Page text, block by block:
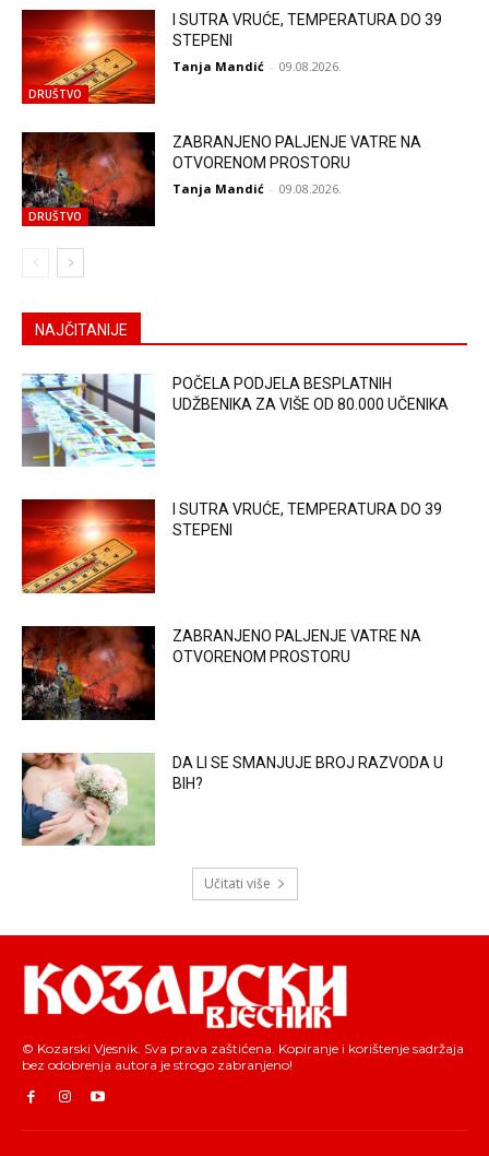
DRUŠTVO
I SUTRA VRUĆE, TEMPERATURA DO 39
STEPENI
Tanja Mandić - 09.08.2026.
DRUŠTVO
ZABRANJENO PALJENJE VATRE NA
OTVORENOM PROSTORU
Tanja Mandić - 09.08.2026.
NAJČITANIJE
POČELA PODJELA BESPLATNIH
UDŽBENIKA ZA VIŠE OD 80.000 UČENIKA
I SUTRA VRUĆE, TEMPERATURA DO 39
STEPENI
ZABRANJENO PALJENJE VATRE NA
OTVORENOM PROSTORU
DA LI SE SMANJUJE BROJ RAZVODA U
BIH?
Učitati više
© Kozarski Vjesnik. Sva prava zaštićena. Kopiranje i korištenje sadržaja
bez odobrenja autora je strogo zabranjeno!